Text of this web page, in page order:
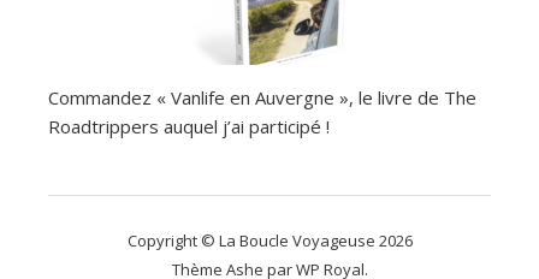
Commandez « Vanlife en Auvergne », le livre de The
Roadtrippers auquel j’ai participé !
Copyright © La Boucle Voyageuse 2026
Thème Ashe parWP Royal.